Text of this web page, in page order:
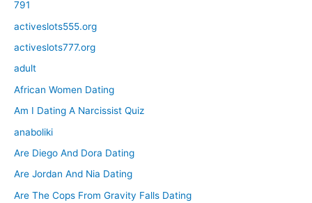
791
activeslots555.org
activeslots777.org
adult
African Women Dating
Am I Dating A Narcissist Quiz
anaboliki
Are Diego And Dora Dating
Are Jordan And Nia Dating
Are The Cops From Gravity Falls Dating